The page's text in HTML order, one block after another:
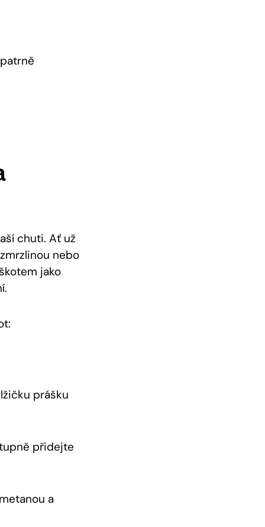
chuti. Ať už⁤
nebo
jako
‍prášku
přidejte
a